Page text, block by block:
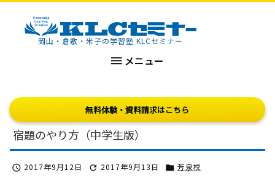
KLCセミナー岡山・倉敷・米子の学習塾 KLCセミナー
 メニュー
無料体験・資料請求はこちら
宿題のやり方（中学生版）
 2017年9月12日  2017年9月13日  芳泉校